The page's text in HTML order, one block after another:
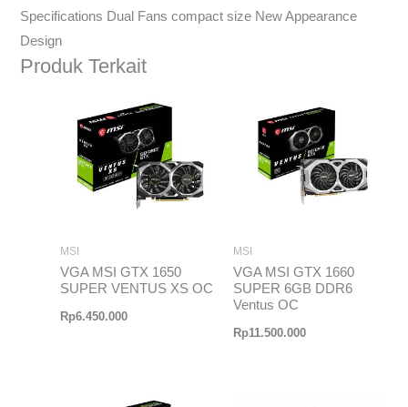
Specifications Dual Fans compact size New Appearance
Design
Produk Terkait
MSI
VGA MSI GTX 1650
SUPER VENTUS XS OC
Rp6.450.000
MSI
VGA MSI GTX 1660
SUPER 6GB DDR6
Ventus OC
Rp11.500.000